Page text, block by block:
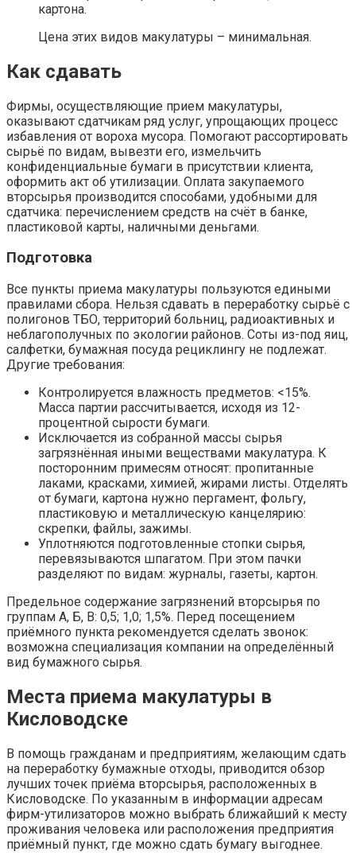
картона.
Цена этих видов макулатуры – минимальная.
Как сдавать
Фирмы, осуществляющие прием макулатуры,
оказывают сдатчикам ряд услуг, упрощающих процесс
избавления от вороха мусора. Помогают рассортировать
сырьё по видам, вывезти его, измельчить
конфиденциальные бумаги в присутствии клиента,
оформить акт об утилизации. Оплата закупаемого
вторсырья производится способами, удобными для
сдатчика: перечислением средств на счёт в банке,
пластиковой карты, наличными деньгами.
Подготовка
Все пункты приема макулатуры пользуются едиными
правилами сбора. Нельзя сдавать в переработку сырьё с
полигонов ТБО, территорий больниц, радиоактивных и
неблагополучных по экологии районов. Соты из-под яиц,
салфетки, бумажная посуда рециклингу не подлежат.
Другие требования:
Контролируется влажность предметов: <15%.
Масса партии рассчитывается, исходя из 12-
процентной сырости бумаги.
Исключается из собранной массы сырья
загрязнённая иными веществами макулатура. К
посторонним примесям относят: пропитанные
лаками, красками, химией, жирами листы. Отделять
от бумаги, картона нужно пергамент, фольгу,
пластиковую и металлическую канцелярию:
скрепки, файлы, зажимы.
Уплотняются подготовленные стопки сырья,
перевязываются шпагатом. При этом пачки
разделяют по видам: журналы, газеты, картон.
Предельное содержание загрязнений вторсырья по
группам А, Б, В: 0,5; 1,0; 1,5%. Перед посещением
приёмного пункта рекомендуется сделать звонок:
возможна специализация компании на определённый
вид бумажного сырья.
Места приема макулатуры в
Кисловодске
В помощь гражданам и предприятиям, желающим сдать
на переработку бумажные отходы, приводится обзор
лучших точек приёма вторсырья, расположенных в
Кисловодске. По указанным в информации адресам
фирм-утилизаторов можно выбрать ближайший к месту
проживания человека или расположения предприятия
приёмный пункт, где можно сдать бумагу выгоднее.